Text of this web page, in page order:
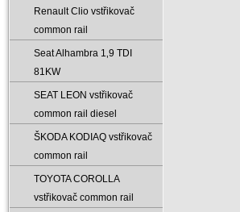
Renault Clio vstřikovač
common rail
Seat Alhambra 1‚9 TDI
81KW
SEAT LEON vstřikovač
common rail diesel
ŠKODA KODIAQ vstřikovač
common rail
TOYOTA COROLLA
vstřikovač common rail